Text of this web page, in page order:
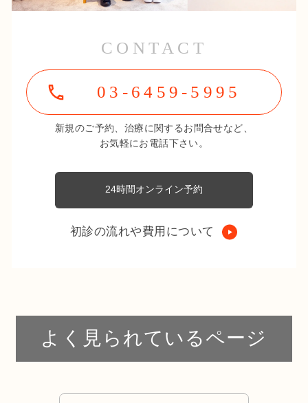
CONTACT
03-6459-5995
新規のご予約、治療に関するお問合せなど、
お気軽にお電話下さい。
24時間オンライン予約
初診の流れや費用について
よく見られているページ